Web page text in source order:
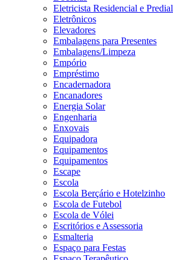
Eletricista Residencial e Predial
Eletrônicos
Elevadores
Embalagens para Presentes
Embalagens/Limpeza
Empório
Empréstimo
Encadernadora
Encanadores
Energia Solar
Engenharia
Enxovais
Equipadora
Equipamentos
Equipamentos
Escape
Escola
Escola Berçário e Hotelzinho
Escola de Futebol
Escola de Vólei
Escritórios e Assessoria
Esmalteria
Espaço para Festas